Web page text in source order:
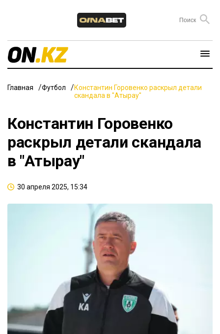
Главная Футбол
Константин Горовенко раскрыл детали
скандала в "Атырау"
Константин Горовенко
раскрыл детали скандала
в "Атырау"
30 апреля 2025, 15:34